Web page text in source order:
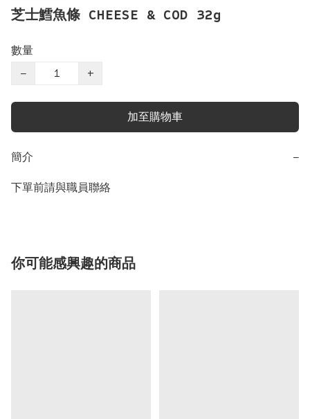
芝士鱈魚條 CHEESE & COD 32g
數量
−
+
加至購物車
簡介 −
下單前請與職員聯絡
你可能感興趣的商品